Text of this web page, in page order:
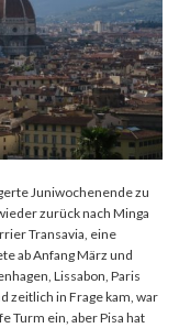
Juniwochenende zu
zurück nach Minga
Transavia, eine
ab Anfang März und
Lissabon, Paris
zeitlich in Frage kam, war
Turm ein, aber Pisa hat